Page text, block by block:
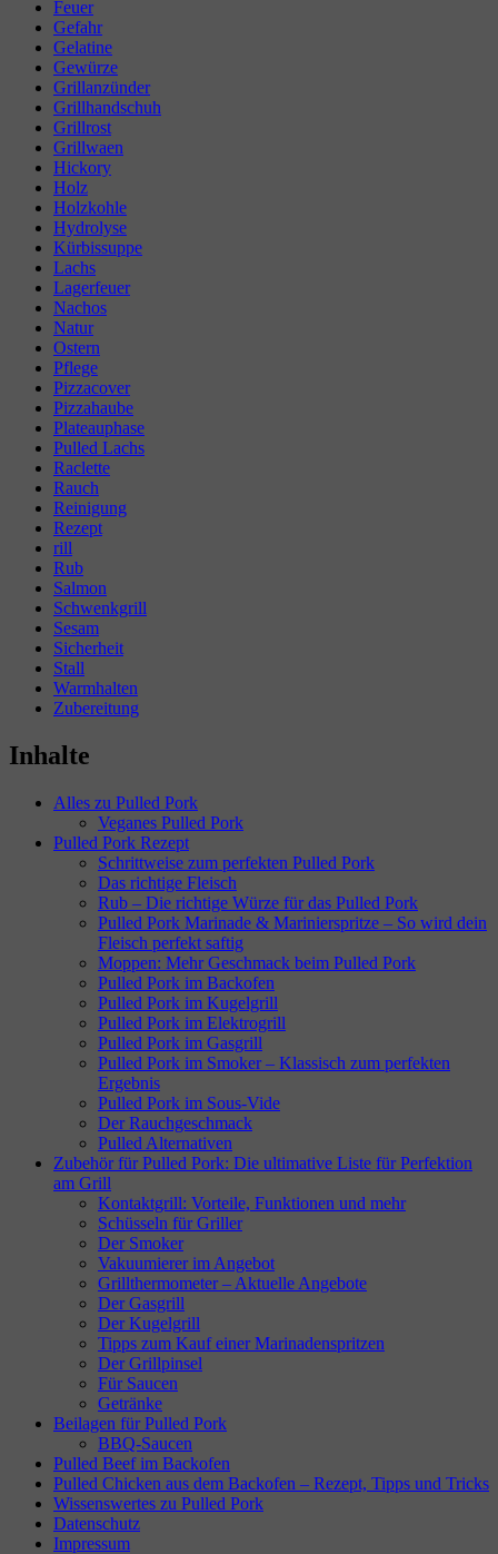
Feuer
Gefahr
Gelatine
Gewürze
Grillanzünder
Grillhandschuh
Grillrost
Grillwaen
Hickory
Holz
Holzkohle
Hydrolyse
Kürbissuppe
Lachs
Lagerfeuer
Nachos
Natur
Ostern
Pflege
Pizzacover
Pizzahaube
Plateauphase
Pulled Lachs
Raclette
Rauch
Reinigung
Rezept
rill
Rub
Salmon
Schwenkgrill
Sesam
Sicherheit
Stall
Warmhalten
Zubereitung
Inhalte
Alles zu Pulled Pork
Veganes Pulled Pork
Pulled Pork Rezept
Schrittweise zum perfekten Pulled Pork
Das richtige Fleisch
Rub – Die richtige Würze für das Pulled Pork
Pulled Pork Marinade & Marinierspritze – So wird dein
Fleisch perfekt saftig
Moppen: Mehr Geschmack beim Pulled Pork
Pulled Pork im Backofen
Pulled Pork im Kugelgrill
Pulled Pork im Elektrogrill
Pulled Pork im Gasgrill
Pulled Pork im Smoker – Klassisch zum perfekten
Ergebnis
Pulled Pork im Sous-Vide
Der Rauchgeschmack
Pulled Alternativen
Zubehör für Pulled Pork: Die ultimative Liste für Perfektion
am Grill
Kontaktgrill: Vorteile, Funktionen und mehr
Schüsseln für Griller
Der Smoker
Vakuumierer im Angebot
Grillthermometer – Aktuelle Angebote
Der Gasgrill
Der Kugelgrill
Tipps zum Kauf einer Marinadenspritzen
Der Grillpinsel
Für Saucen
Getränke
Beilagen für Pulled Pork
BBQ-Saucen
Pulled Beef im Backofen
Pulled Chicken aus dem Backofen – Rezept, Tipps und Tricks
Wissenswertes zu Pulled Pork
Datenschutz
Impressum